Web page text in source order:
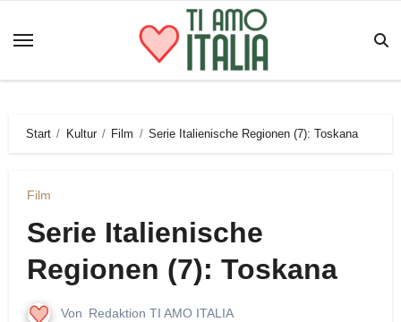
Inhalt
Start Kultur Film Serie Italienische Regionen (7): Toskana
Film
Serie Italienische
Regionen (7): Toskana
Von Redaktion TI AMO ITALIA